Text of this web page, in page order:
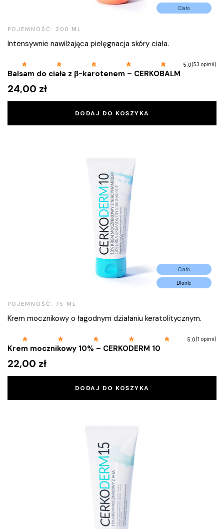
Ciało
Balsam do ciała z β-karotenem – CERKOBALM
POJEMNOŚĆ: 200 ML
Intensywnie nawilżająca pielęgnacja skóry ciała.
24,00 zł
5.0(53 opinii)
DODAJ DO KOSZYKA
Ciało
Dłonie
Krem mocznikowy 10% – CERKODERM 10
POJEMNOŚĆ: 75 ML
Krem mocznikowy o łagodnym działaniu keratolitycznym.
22,00 zł
5.0(1 opinii)
DODAJ DO KOSZYKA